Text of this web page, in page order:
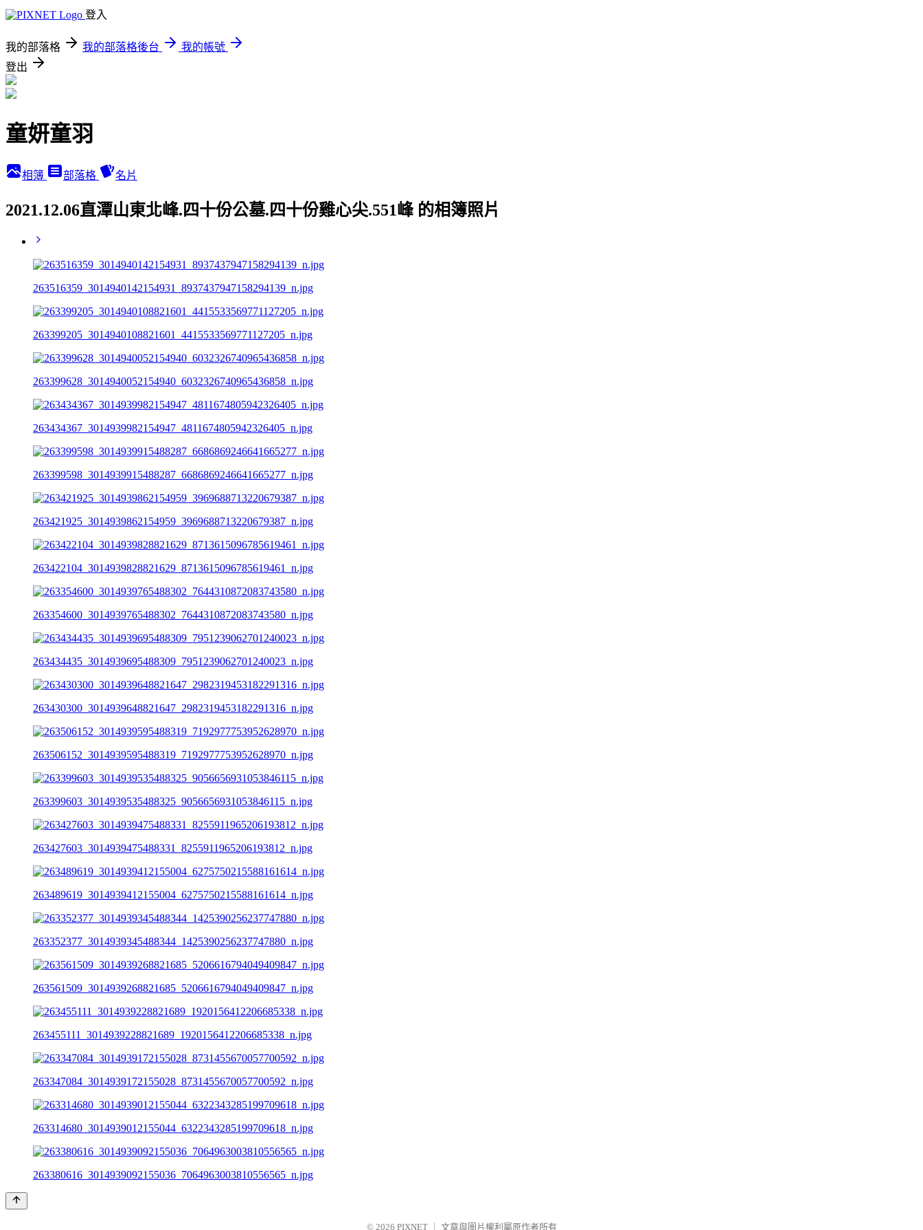
登入
我的部落格 我的部落格後台
我的帳號
登出
童妍童羽
相簿 部落格 名片
2021.12.06直潭山東北峰.四十份公墓.四十份雞心尖.551峰 的相簿照片
263516359_3014940142154931_8937437947158294139_n.jpg
263399205_3014940108821601_4415533569771127205_n.jpg
263399628_3014940052154940_6032326740965436858_n.jpg
263434367_3014939982154947_4811674805942326405_n.jpg
263399598_3014939915488287_6686869246641665277_n.jpg
263421925_3014939862154959_3969688713220679387_n.jpg
263422104_3014939828821629_8713615096785619461_n.jpg
263354600_3014939765488302_7644310872083743580_n.jpg
263434435_3014939695488309_7951239062701240023_n.jpg
263430300_3014939648821647_2982319453182291316_n.jpg
263506152_3014939595488319_7192977753952628970_n.jpg
263399603_3014939535488325_9056656931053846115_n.jpg
263427603_3014939475488331_8255911965206193812_n.jpg
263489619_3014939412155004_6275750215588161614_n.jpg
263352377_3014939345488344_1425390256237747880_n.jpg
263561509_3014939268821685_5206616794049409847_n.jpg
263455111_3014939228821689_1920156412206685338_n.jpg
263347084_3014939172155028_8731455670057700592_n.jpg
263314680_3014939012155044_6322343285199709618_n.jpg
263380616_3014939092155036_7064963003810556565_n.jpg
© 2026 PIXNET 文章與圖片權利屬原作者所有